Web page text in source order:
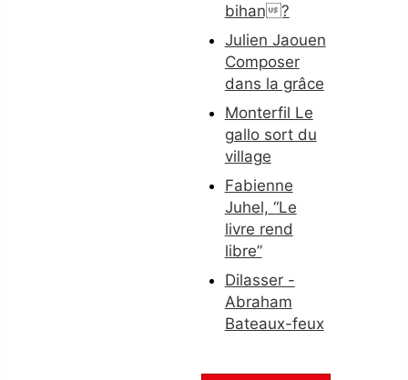
bihan?
Julien Jaouen
Composer
dans la grâce
Monterfil Le
gallo sort du
village
Fabienne
Juhel, “Le
livre rend
libre”
Dilasser -
Abraham
Bateaux-feux